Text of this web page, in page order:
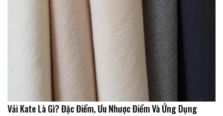
Vải Kate Là Gì? Đặc Điểm, Ưu Nhược Điểm Và Ứng Dụng